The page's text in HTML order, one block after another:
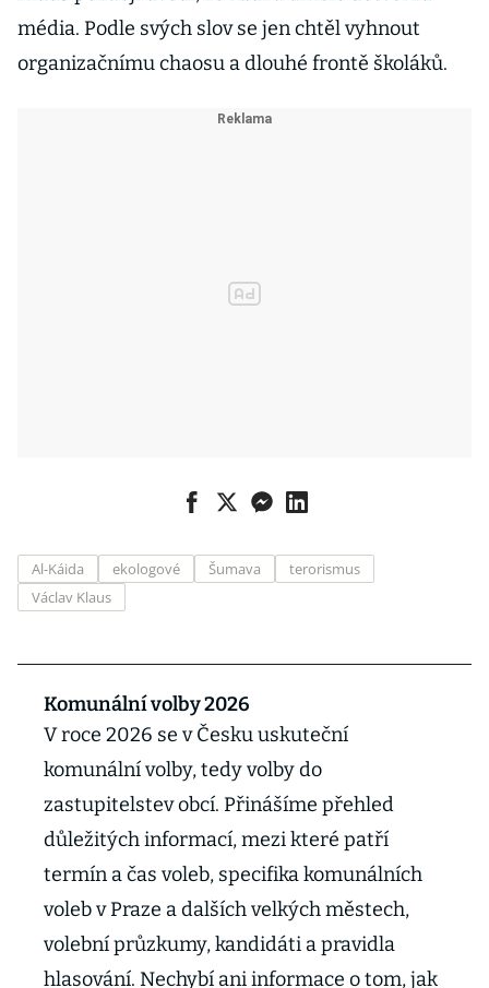
média. Podle svých slov se jen chtěl vyhnout
organizačnímu chaosu a dlouhé frontě školáků.
Al-Káida ekologové Šumava
terorismus
Václav Klaus
Komunální volby 2026
V roce 2026 se v Česku uskuteční
komunální volby, tedy volby do
zastupitelstev obcí. Přinášíme přehled
důležitých informací, mezi které patří
termín a čas voleb, specifika komunálních
voleb v Praze a dalších velkých městech,
volební průzkumy, kandidáti a pravidla
hlasování. Nechybí ani informace o tom, jak